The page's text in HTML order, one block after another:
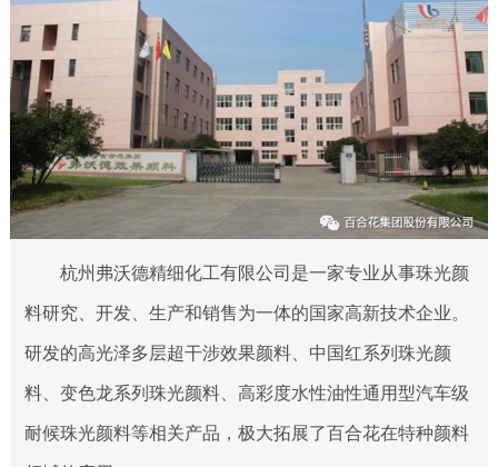
杭州弗沃德精细化工有限公司是一家专业从事珠光颜
料研究、开发、生产和销售为一体的国家高新技术企业。
研发的高光泽多层超干涉效果颜料、中国红系列珠光颜
料、变色龙系列珠光颜料、高彩度水性油性通用型汽车级
耐候珠光颜料等相关产品，极大拓展了百合花在特种颜料